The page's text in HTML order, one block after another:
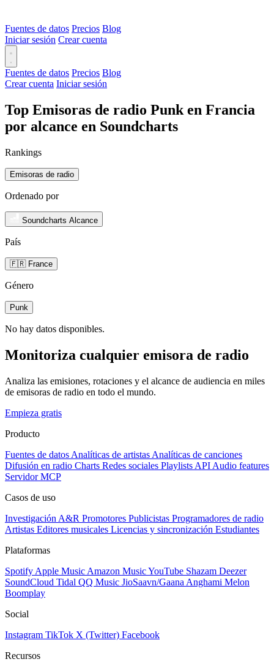
Fuentes de datos Precios Blog
Iniciar sesión Crear cuenta
Fuentes de datos Precios Blog
Crear cuenta Iniciar sesión
Top Emisoras de radio Punk en Francia
por alcance en Soundcharts
Rankings
Emisoras de radio
Ordenado por
Soundcharts Alcance
País
🇫🇷 France
Género
Punk
No hay datos disponibles.
Monitoriza cualquier emisora de radio
Analiza las emisiones, rotaciones y el alcance de audiencia en miles
de emisoras de radio en todo el mundo.
Empieza gratis
Producto
Fuentes de datos Analíticas de artistas Analíticas de canciones
Difusión en radio Charts Redes sociales Playlists API Audio features
Servidor MCP
Casos de uso
Investigación A&R Promotores Publicistas Programadores de radio
Artistas Editores musicales Licencias y sincronización Estudiantes
Plataformas
Spotify Apple Music Amazon MusicYouTube Shazam Deezer
SoundCloud Tidal QQ Music JioSaavn/Gaana Anghami Melon
Boomplay
Social
Instagram TikTok X (Twitter) Facebook
Recursos